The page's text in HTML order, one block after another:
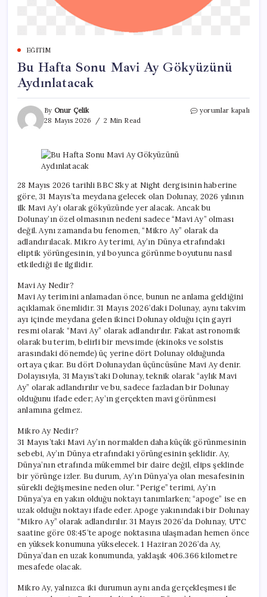
EĞITIM
Bu Hafta Sonu Mavi Ay Gökyüzünü
Aydınlatacak
By Onur Çelik
28 Mayıs 2026
2 Min Read
Bu
için
yorumlar kapalı
28 Mayıs 2026 tarihli BBC Sky at Night dergisinin haberine
göre, 31 Mayıs’ta meydana gelecek olan Dolunay, 2026 yılının
ilk Mavi Ay’ı olarak gökyüzünde yer alacak. Ancak bu
Dolunay’ın özel olmasının nedeni sadece “Mavi Ay” olması
değil. Aynı zamanda bu fenomen, “Mikro Ay” olarak da
adlandırılacak. Mikro Ay terimi, Ay’ın Dünya etrafındaki
eliptik yörüngesinin, yıl boyunca görünme boyutunu nasıl
etkilediği ile ilgilidir.
Mavi Ay Nedir?
Mavi Ay terimini anlamadan önce, bunun ne anlama geldiğini
açıklamak önemlidir. 31 Mayıs 2026’daki Dolunay, aynı takvim
ayı içinde meydana gelen ikinci Dolunay olduğu için gayri
resmi olarak “Mavi Ay” olarak adlandırılır. Fakat astronomik
olarak bu terim, belirli bir mevsimde (ekinoks ve solstis
arasındaki dönemde) üç yerine dört Dolunay olduğunda
ortaya çıkar. Bu dört Dolunaydan üçüncüsüne Mavi Ay denir.
Dolayısıyla, 31 Mayıs’taki Dolunay, teknik olarak “aylık Mavi
Ay” olarak adlandırılır ve bu, sadece fazladan bir Dolunay
olduğunu ifade eder; Ay’ın gerçekten mavi görünmesi
anlamına gelmez.
Mikro Ay Nedir?
31 Mayıs’taki Mavi Ay’ın normalden daha küçük görünmesinin
sebebi, Ay’ın Dünya etrafındaki yörüngesinin şeklidir. Ay,
Dünya’nın etrafında mükemmel bir daire değil, elips şeklinde
bir yörünge izler. Bu durum, Ay’ın Dünya’ya olan mesafesinin
sürekli değişmesine neden olur. “Perige” terimi, Ay’ın
Dünya’ya en yakın olduğu noktayı tanımlarken; “apoge” ise en
uzak olduğu noktayı ifade eder. Apoge yakınındaki bir Dolunay
“Mikro Ay” olarak adlandırılır. 31 Mayıs 2026’da Dolunay, UTC
saatine göre 08:45’te apoge noktasına ulaşmadan hemen önce
en yüksek konumuna yükselecek. 1 Haziran 2026’da Ay,
Dünya’dan en uzak konumunda, yaklaşık 406.366 kilometre
mesafede olacak.
Mikro Ay, yalnızca iki durumun aynı anda gerçekleşmesi ile